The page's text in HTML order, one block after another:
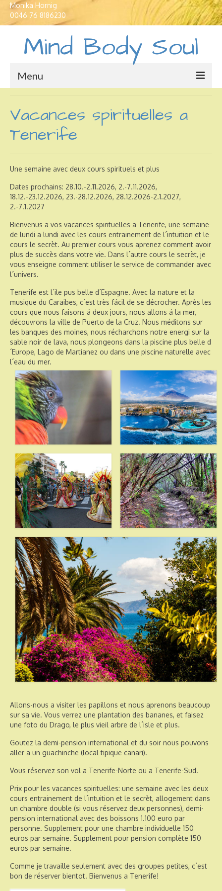
Monika Hornig
0046 76 8186230
Mind Body Soul
Menu
Traductions et Interpretations
Yoga en Suède
Développement spirituel
Vacances spirituelles a
Tenerife
Une semaine avec deux cours spirituels et plus
Dates prochains: 28.10.-2.11.2026, 2.-7.11.2026,
18.12.-23.12.2026, 23.-28.12.2026, 28.12.2026-2.1.2027,
2.-7.1.2027
Bienvenus a vos vacances spirituelles a Tenerife, une semaine
de lundi a lundi avec les cours entrainement de l´intuition et le
cours le secrèt. Au premier cours vous aprenez comment avoir
plus de succès dans votre vie. Dans l´autre cours le secrèt, je
vous enseigne comment utiliser le service de commander avec
l´univers.
Tenerife est l´ile pus belle d´Espagne. Avec la nature et la
musique du Caraibes, c´est très fácil de se décrocher. Après les
cours que nous faisons á deux jours, nous allons á la mer,
découvrons la ville de Puerto de la Cruz. Nous méditons sur
les banques des moines, nous récharchons notre energi sur la
sable noir de lava, nous plongeons dans la piscine plus belle d
´Europe, Lago de Martianez ou dans une piscine naturelle avec
l´eau du mer.
Allons-nous a visiter les papillons et nous aprenons beaucoup
sur sa vie. Vous verrez une plantation des bananes, et faisez
une foto du Drago, le plus vieil arbre de l´isle et plus.
Goutez la demi-pension international et du soir nous pouvons
aller a un guachinche (local tipique canari).
Vous réservez son vol a Tenerife-Norte ou a Tenerife-Sud.
Prix pour les vacances spirituelles: une semaine avec les deux
cours entrainement de l´intuition et le secrèt, allogement dans
un chambre double (si vous réservez deux personnes), demi-
pension international avec des boissons 1.100 euro par
personne. Supplement pour une chambre individuelle 150
euros par semaine. Supplement pour pension complète 150
euros par semaine.
Comme je travaille seulement avec des groupes petites, c´est
bon de réserver bientot. Bienvenus a Tenerife!